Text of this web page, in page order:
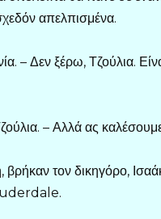
απελπισμένα.
– Δεν ξέρω, Τζούλια.
– Αλλά ας
βρήκαν τον δικηγόρο,